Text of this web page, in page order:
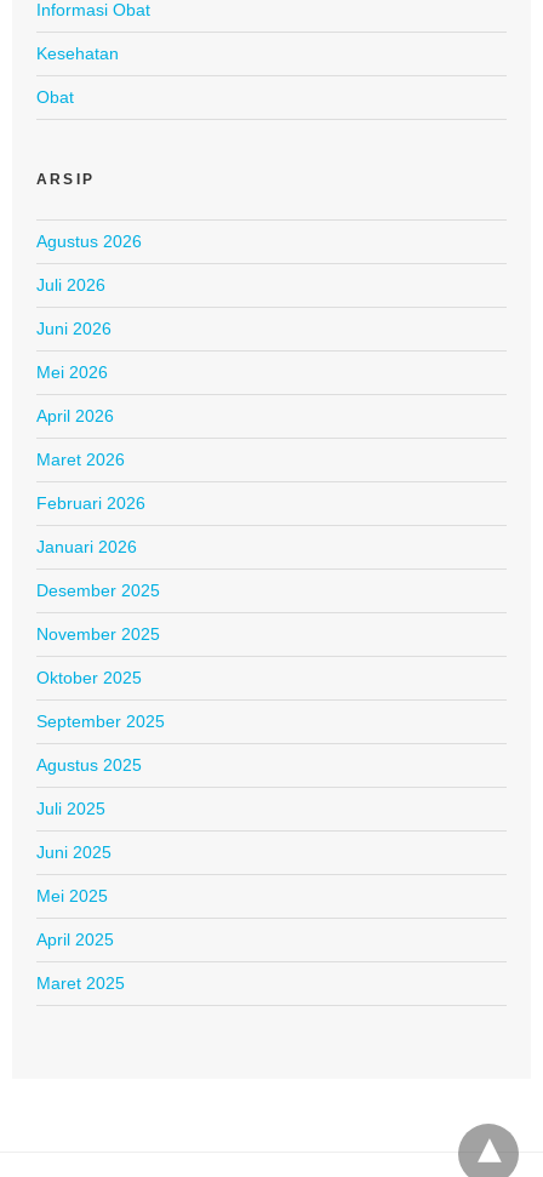
Informasi Obat
Kesehatan
Obat
ARSIP
Agustus 2026
Juli 2026
Juni 2026
Mei 2026
April 2026
Maret 2026
Februari 2026
Januari 2026
Desember 2025
November 2025
Oktober 2025
September 2025
Agustus 2025
Juli 2025
Juni 2025
Mei 2025
April 2025
Maret 2025